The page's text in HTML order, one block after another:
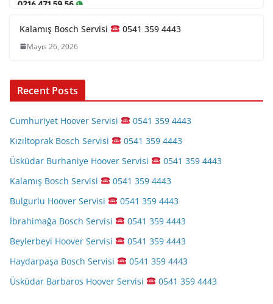
Kalamış Bosch Servisi 0541 359 4443
Mayıs 26, 2026
Recent Posts
Cumhuriyet Hoover Servisi
0541 359 4443
Kızıltoprak Bosch Servisi
0541 359 4443
Üsküdar Burhaniye Hoover Servisi
0541 359 4443
Kalamış Bosch Servisi
0541 359 4443
Bulgurlu Hoover Servisi
0541 359 4443
İbrahimağa Bosch Servisi
0541 359 4443
Beylerbeyi Hoover Servisi
0541 359 4443
Haydarpaşa Bosch Servisi
0541 359 4443
Üsküdar Barbaros Hoover Servisi
0541 359 4443